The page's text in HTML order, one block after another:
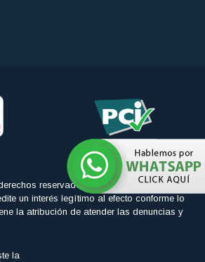
reservados
un interés legítimo al efecto conforme lo
la atribución de atender las denuncias y
la